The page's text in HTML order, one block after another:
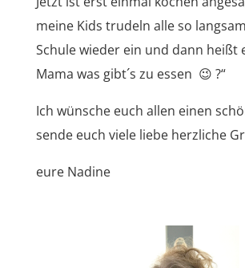
meine Kids trudeln alle so
Schule wieder ein und dann heißt
Mama was gibt´s zu essen 😉 ?“
Ich wünsche euch allen einen
sende euch viele liebe herzliche
eure Nadine